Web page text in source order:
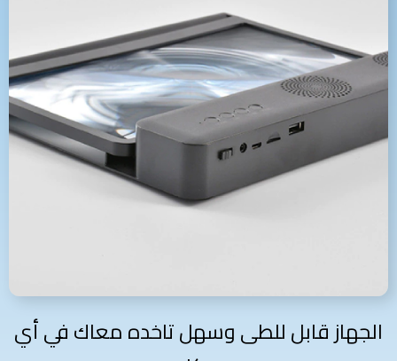
الجهاز قابل للطى وسهل تاخده معاك في أي